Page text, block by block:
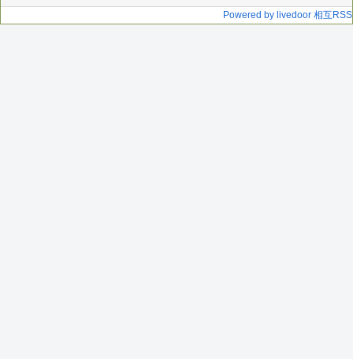
Powered by livedoor 相互RSS